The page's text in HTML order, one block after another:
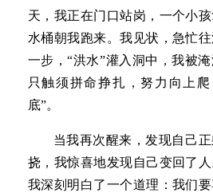
天，我正在门口站岗，一个小
水桶朝我跑来。我见状，急忙
一步，“洪水”灌入洞中，我被
只触须拼命挣扎，努力向上
底”。
当我再次醒来，发现自己
挠，我惊喜地发现自己变回了人
我深刻明白了一个道理：我们